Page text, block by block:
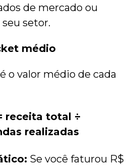
de mercado ou
setor.
médio
o valor médio de cada
receita total ÷
realizadas
Se você faturou R$